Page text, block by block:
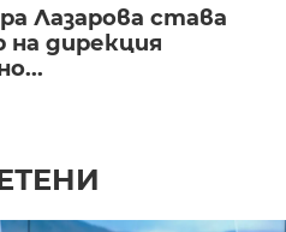
Лазарова става
дирекция